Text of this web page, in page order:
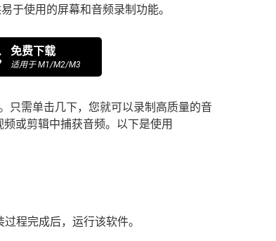
于使用的屏幕和音频录制功能。
免费下载
适用于 M1/M2/M3
只需单击几下，您就可以录制高质量的音
或剪辑中捕获音频。以下是使用
程完成后，运行该软件。